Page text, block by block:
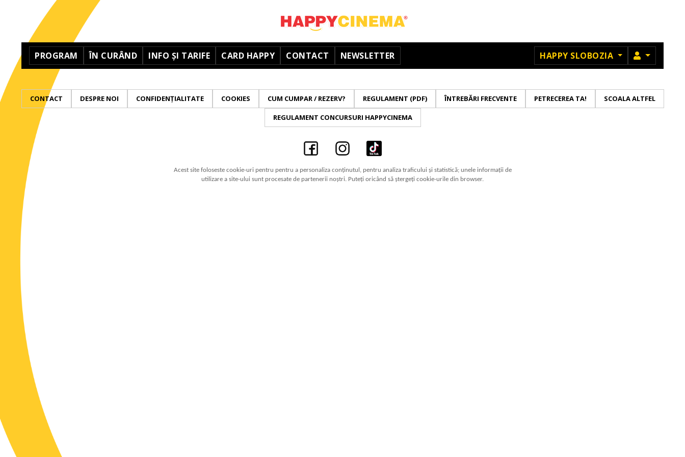
PROGRAM ÎN CURÂND INFO ȘI TARIFE CARD HAPPY CONTACT NEWSLETTER HAPPY SLOBOZIA MEMBRU
CONTACT DESPRE NOI CONFIDENȚIALITATE COOKIES CUM CUMPAR / REZERV? REGULAMENT (PDF) ÎNTREBĂRI FRECVENTE PETRECEREA TA! SCOALA ALTFEL
REGULAMENT CONCURSURI HAPPYCINEMA
Acest site foloseste cookie-uri pentru pentru a personaliza conținutul, pentru analiza traficului și statistică; unele informații de
utilizare a site-ului sunt procesate de partenerii noștri. Puteți oricând să ștergeți cookie-urile din browser.